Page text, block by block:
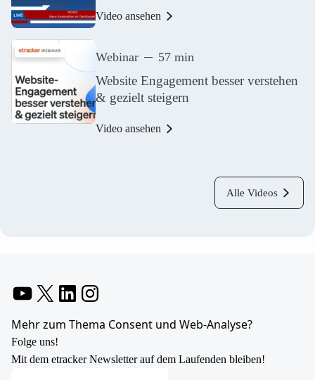
Video ansehen
Webinar 57 min
Website Engagement besser verstehen
& gezielt steigern
Video ansehen
Alle Videos
Mehr zum Thema Consent und Web-Analyse?
Folge uns!
Mit dem etracker Newsletter auf dem Laufenden bleiben!